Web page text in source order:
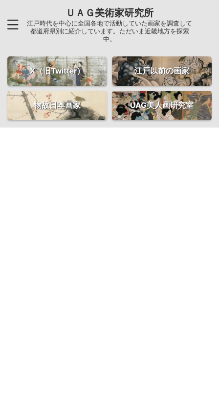
ＵＡＧ美術家研究所
江戸時代を中心に全国各地で活動していた画家を調査して
都道府県別に紹介しています。ただいま近畿地方を探索
中。
X（旧Twitter） 江戸以前の画家
物故日本画家 UAG美人画研究室